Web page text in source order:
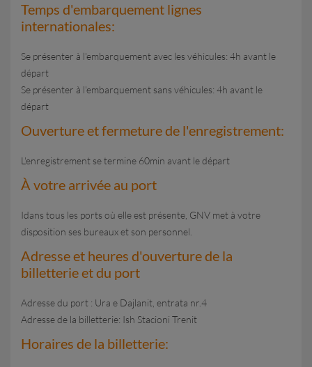
Temps d'embarquement lignes
internationales:
Se présenter à l'embarquement avec les véhicules: 4h avant le
départ
Se présenter à l'embarquement sans véhicules: 4h avant le
départ
Ouverture et fermeture de l'enregistrement:
L'enregistrement se termine 60min avant le départ
À votre arrivée au port
Idans tous les ports où elle est présente, GNV met à votre
disposition ses bureaux et son personnel.
Adresse et heures d'ouverture de la
billetterie et du port
Adresse du port : Ura e Dajlanit, entrata nr.4
Adresse de la billetterie: Ish Stacioni Trenit
Horaires de la billetterie: